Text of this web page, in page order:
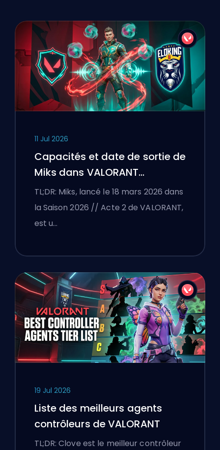
11 Jul 2026
Capacités et date de sortie de
Miks dans VALORANT
expliquées
TL;DR: Miks, lancé le 18 mars 2026 dans
la Saison 2026 // Acte 2 de VALORANT,
est u…
19 Jul 2026
Liste des meilleurs agents
contrôleurs de VALORANT
TL;DR: Clove est le meilleur contrôleur